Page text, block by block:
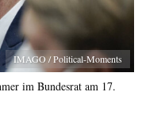
IMAGO / Political-Moments
im Bundesrat am 17.